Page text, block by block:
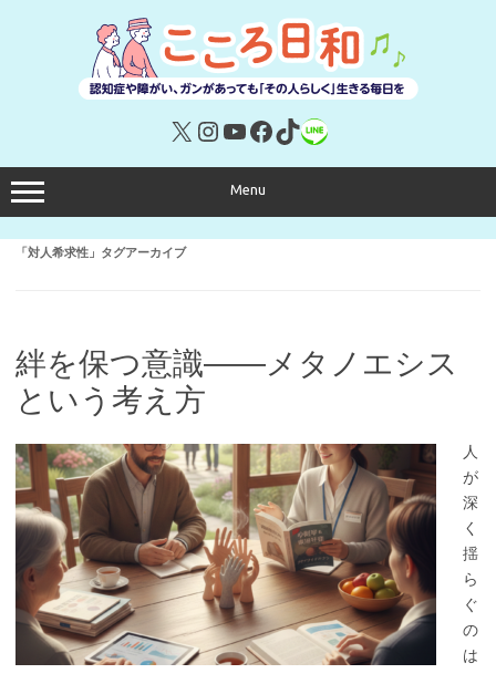
X Instagram
YouTube
Facebook
TikTok
リンク
Menu
「対人希求性 」タグアーカイブ
絆を保つ意識――メタノエシス
という考え方
人
が
深
く
揺
ら
ぐ
の
は